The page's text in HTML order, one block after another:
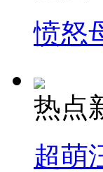
愤怒
热点
超萌